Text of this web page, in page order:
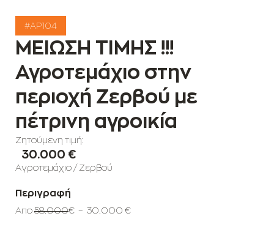
#AP104
ΜΕΙΩΣΗ ΤΙΜΗΣ !!!
Αγροτεμάχιο στην
περιοχή Ζερβού με
πέτρινη αγροικία
Ζητούμενη τιμή:
30.000 €
Αγροτεμάχιο /Ζερβού
Περιγραφή
Απο58.000€ – 30.000 €